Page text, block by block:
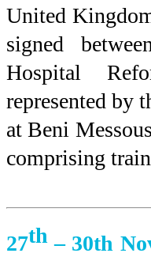
United
signed
Hospital
represented by
at Beni
comprising
27th – 30th